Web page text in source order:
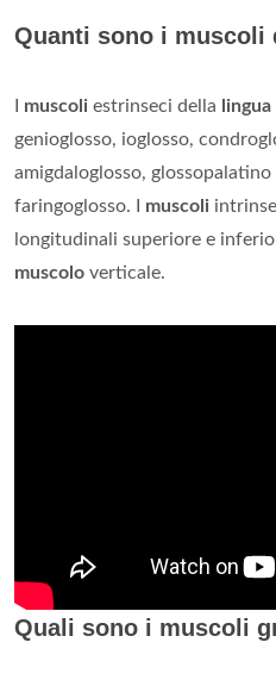
Quanti sono i muscoli
muscoli estrinseci della lingua
genioglosso, ioglosso,
amigdaloglosso,
faringoglosso. I muscoli
longitudinali superiore e
muscolo verticale.
Quali sono i muscoli